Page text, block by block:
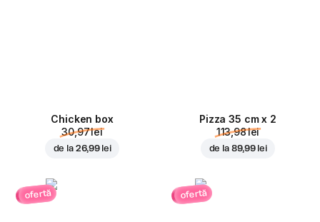
Chicken box
30,97 lei
de la 26,99 lei
Pizza 35 cm x 2
113,98 lei
de la 89,99 lei
ofertă ofertă